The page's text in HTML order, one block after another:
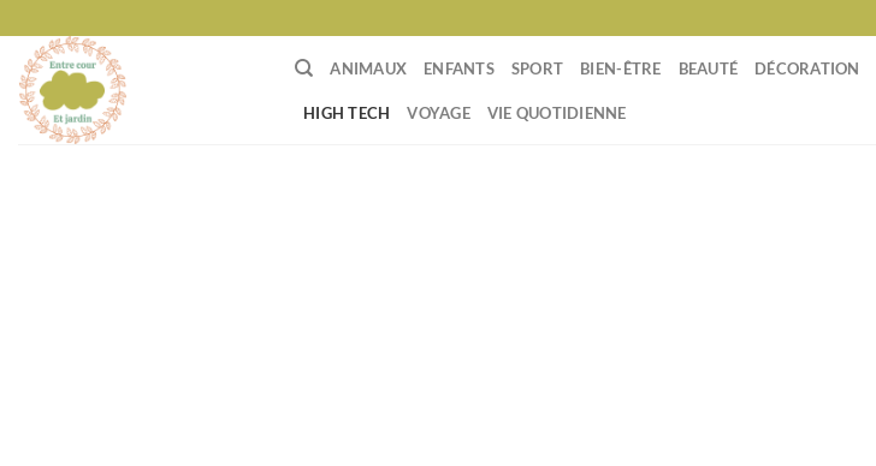
contenu
ANIMAUX ENFANTS SPORT BIEN-ÊTRE BEAUTÉ DÉCORATION
HIGH TECH VOYAGE VIE QUOTIDIENNE